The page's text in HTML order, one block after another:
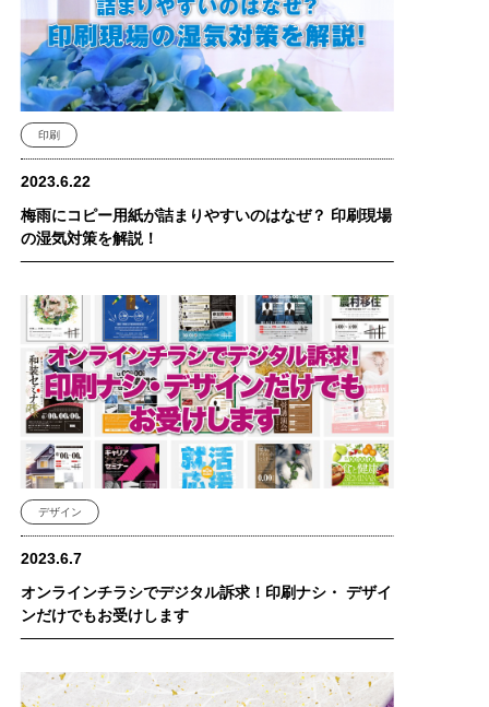
印刷
2023.6.22
梅雨にコピー用紙が詰まりやすいのはなぜ？ 印刷現場
の湿気対策を解説！
デザイン
2023.6.7
オンラインチラシでデジタル訴求！印刷ナシ・ デザイ
ンだけでもお受けします